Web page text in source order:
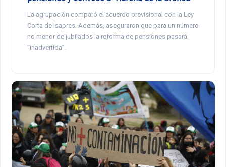
La agrupación comparó el acuerdo previsional con la Ley
Corta de Isapres. Además, aseguraron que para un número
no menor de jubilados la reforma de pensiones pasará
“inadvertida”.